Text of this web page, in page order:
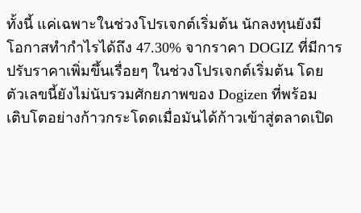
ทั้งนี้ แค่เฉพาะในช่วงโปรเจกต์เริ่มต้น นักลงทุนยังมี
โอกาสทำกำไรได้ถึง 47.30% จากราคา DOGIZ ที่มีการ
ปรับราคาเพิ่มขึ้นเรื่อยๆ ในช่วงโปรเจกต์เริ่มต้น โดย
ตัวเลขนี้ยังไม่นับรวมศักยภาพของ Dogizen ที่พร้อม
เติบโตอย่างก้าวกระโดดเมื่อมันได้ก้าวเข้าสู่ตลาดเปิด